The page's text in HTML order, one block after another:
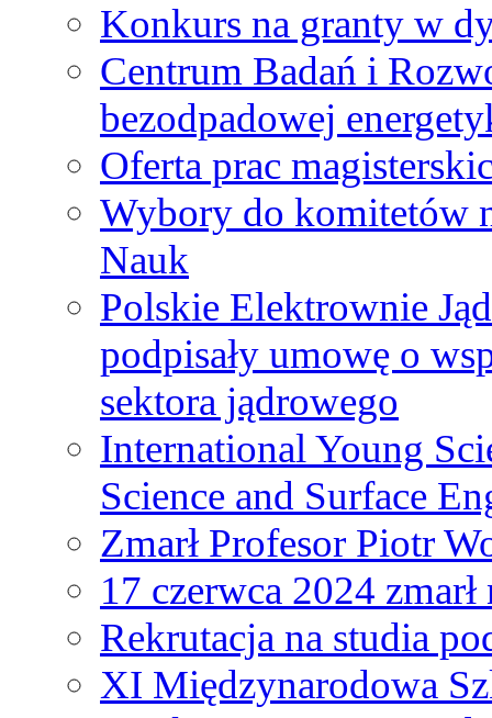
Konkurs na granty w
Centrum Badań i
bezodpadowej
Oferta prac
Wybory do komitetów
Nauk
Polskie Elektrownie
podpisały umowę o
sektora jądrowego
International Young
Science and Surface
Zmarł Profesor Piotr
17 czerwca 2024
Rekrutacja na studia
XI Międzynarodowa